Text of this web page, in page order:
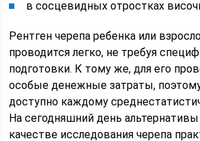
в сосцевидных отростках
Рентген черепа ребенка или
проводится легко, не требуя
подготовки. К тому же, для его
особые денежные затраты,
доступно каждому
На сегодняшний день альтернативы
качестве исследования черепа